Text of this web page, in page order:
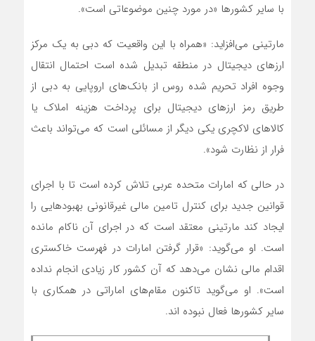
با سایر کشورها «در مورد چنین موضوعاتی است».
مارتینی می‌افزاید: «همراه با این واقعیت که دبی به یک مرکز
ارزهای دیجیتال در منطقه تبدیل شده است احتمال انتقال
وجوه افراد تحریم شده روس از بانک‌های اروپایی به دبی از
طریق رمز ارز‌های دیجیتال برای پرداخت هزینه املاک یا
کالاهای لاکچری یکی دیگر از مسائلی است که می‌تواند باعث
فرار از نظارت شود».
در حالی که امارات متحده عربی تلاش کرده است تا با اجرای
قوانین جدید برای کنترل تامین مالی غیرقانونی بهبودهایی را
ایجاد کند مارتینی معتقد است که در اجرای آن ناکام مانده
است. او می‌گوید: «قرار گرفتن امارات در فهرست خاکستری
اقدام مالی نشان می‌دهد که آن کشور کار زیادی انجام نداده
است». او می‌گوید تاکنون مقام‌های اماراتی در همکاری با
سایر کشورها فعال نبوده اند.